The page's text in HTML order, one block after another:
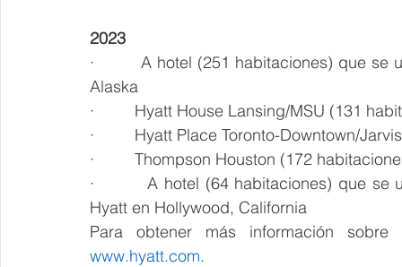
2023
·         A hotel (251 habitaciones) que se
Alaska
·         Hyatt House Lansing/MSU (131
·         Hyatt Place Toronto-Downtown/
·         Thompson Houston (172
·         A hotel (64 habitaciones) que se
Hyatt en Hollywood, California
Para obtener más información
www.hyatt.com.